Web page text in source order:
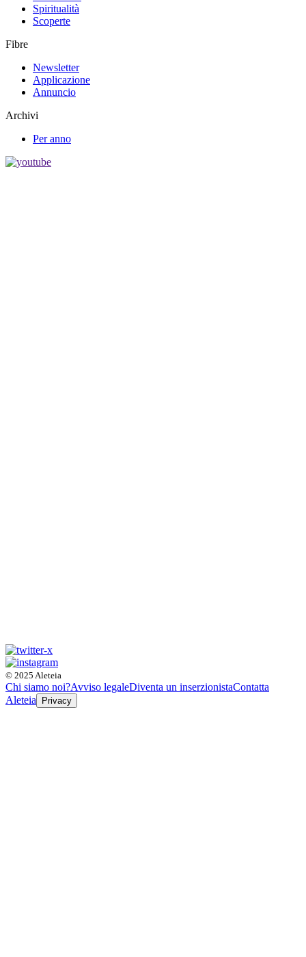
Spiritualità
Scoperte
Fibre
Newsletter
Applicazione
Annuncio
Archivi
Per anno
© 2025 Aleteia
Chi siamo noi?Avviso legaleDiventa un inserzionistaContatta
Aleteia
Privacy